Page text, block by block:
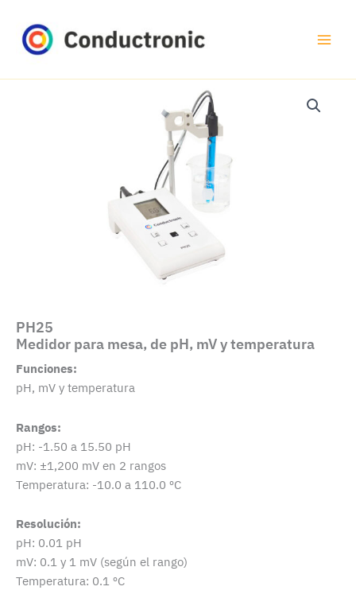
contenido
PH25
Medidor para mesa, de pH, mV y temperatura
Funciones:
pH, mV y temperatura
Rangos:
pH: -1.50 a 15.50 pH
mV: ±1,200 mV en 2 rangos
Temperatura: -10.0 a 110.0 ºC
Resolución:
pH: 0.01 pH
mV: 0.1 y 1 mV (según el rango)
Temperatura: 0.1 ºC